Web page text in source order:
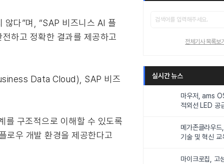
않다”며, “SAP 비즈니스 AI 플
하고 정확한 결과를 제공하고
Data Cloud), SAP 비즈
구조적으로 이해할 수 있도록
우 개발 환경을 제공한다고
전체기사 목록보
실시간 뉴스
마우저, ams
적외선 LED 공
메가존클라우드
기술 및 혁신
마이크로칩, 고